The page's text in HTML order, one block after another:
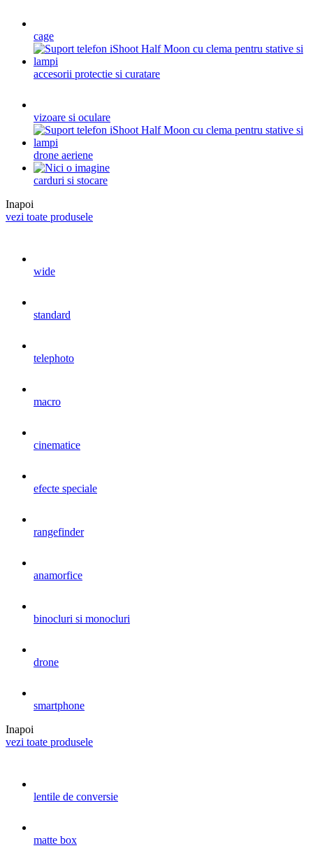
cage
accesorii protectie si curatare
vizoare si oculare
drone aeriene
carduri si stocare
Inapoi
vezi toate produsele
wide
standard
telephoto
macro
cinematice
efecte speciale
rangefinder
anamorfice
binocluri si monocluri
drone
smartphone
Inapoi
vezi toate produsele
lentile de conversie
matte box